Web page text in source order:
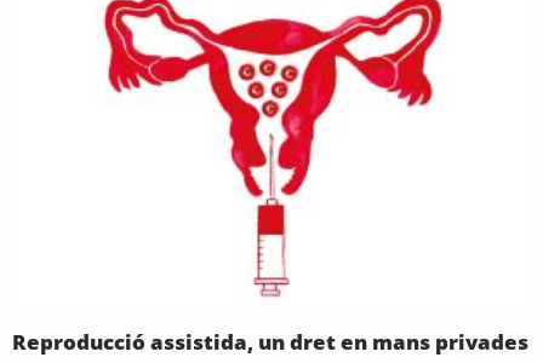
Reproducció assistida, un dret en mans privades